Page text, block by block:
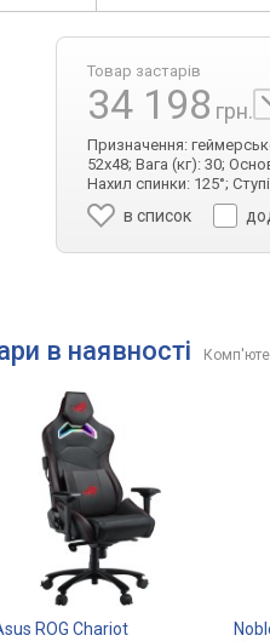
Товар застарів
34 198 грн.
Призначення:
52x48; Вага (кг): 30;
Нахил спинки: 125°;
в список
в наявності
ROG Chariot